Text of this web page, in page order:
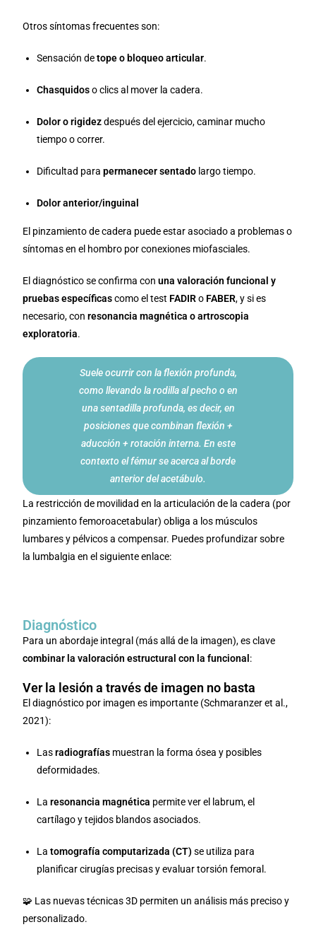
Otros síntomas frecuentes son:
Sensación detope o bloqueo articular.
Chasquidoso clics al mover la cadera.
Dolor o rigidezdespués del ejercicio, caminar mucho
tiempo o correr.
Dificultad parapermanecer sentado largo tiempo.
Dolor anterior/inguinal
El pinzamiento de cadera puede estar asociado a problemas o
síntomas en el hombro por conexiones miofasciales.
El diagnóstico se confirma conuna valoración funcional y
pruebas específicascomo el test FADIRo FABER, y si es
necesario, conresonancia magnética o artroscopia
exploratoria.
Suele ocurrir con la flexión profunda,
como llevando la rodilla al pecho o en
una sentadilla profunda, es decir, en
posiciones que combinan flexión +
aducción + rotación interna. En este
contexto el fémur se acerca al borde
anterior del acetábulo.
La restricción de movilidad en la articulación de la cadera (por
pinzamiento femoroacetabular) obliga a los músculos
lumbares y pélvicos a compensar. Puedes profundizar sobre
la lumbalgia en el siguiente enlace:
Diagnóstico
Para un abordaje integral (más allá de la imagen), es clave
combinar la valoración estructural con la funcional :
Ver la lesión a través de imagen no basta
El diagnóstico por imagen es importante (Schmaranzer et al.,
2021):
Lasradiografías muestran la forma ósea y posibles
deformidades.
Laresonancia magnética permite ver el labrum, el
cartílago y tejidos blandos asociados.
Latomografía computarizada (CT) se utiliza para
planificar cirugías precisas y evaluar torsión femoral.
🧩 Las nuevas técnicas 3D permiten un análisis más preciso y
personalizado.